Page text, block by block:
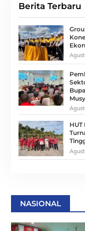
Berita Terbaru
HUT
NASIONAL